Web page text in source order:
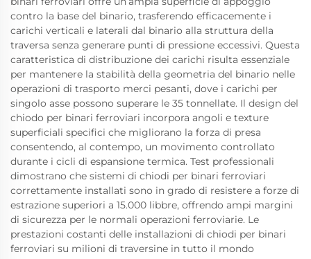
contro la base del binario, trasferendo efficacemente i
carichi verticali e laterali dal binario alla struttura della
traversa senza generare punti di pressione eccessivi. Questa
caratteristica di distribuzione dei carichi risulta essenziale
per mantenere la stabilità della geometria del binario nelle
operazioni di trasporto merci pesanti, dove i carichi per
singolo asse possono superare le 35 tonnellate. Il design del
chiodo per binari ferroviari incorpora angoli e texture
superficiali specifici che migliorano la forza di presa
consentendo, al contempo, un movimento controllato
durante i cicli di espansione termica. Test professionali
dimostrano che sistemi di chiodi per binari ferroviari
correttamente installati sono in grado di resistere a forze di
estrazione superiori a 15.000 libbre, offrendo ampi margini
di sicurezza per le normali operazioni ferroviarie. Le
prestazioni costanti delle installazioni di chiodi per binari
ferroviari su milioni di traversine in tutto il mondo